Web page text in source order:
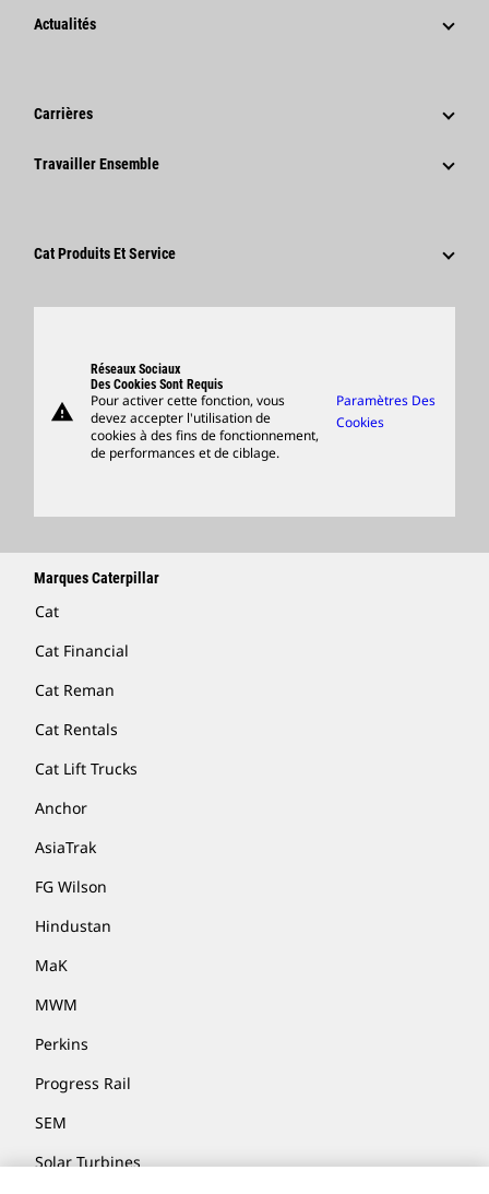
Stratégie
Code De Conduite
Innovation
Actualités
Communiqués De Presse De L'entreprise
Carrières
Pourquoi Choisir Caterpillar ?
Travailler Ensemble
Fournisseurs
Cat Produits Et Service
Support
Merchandise
Rechercher Un Concessionnaire
warning
Réseaux Sociaux
Des Cookies Sont Requis
Pour activer cette fonction, vous
devez accepter l'utilisation de
cookies à des fins de fonctionnement,
de performances et de ciblage.
Paramètres Des
Cookies
Marques Caterpillar
Cat
Cat Financial
Cat Reman
Cat Rentals
Cat Lift Trucks
Anchor
AsiaTrak
FG Wilson
Hindustan
MaK
MWM
Perkins
Progress Rail
SEM
Solar Turbines